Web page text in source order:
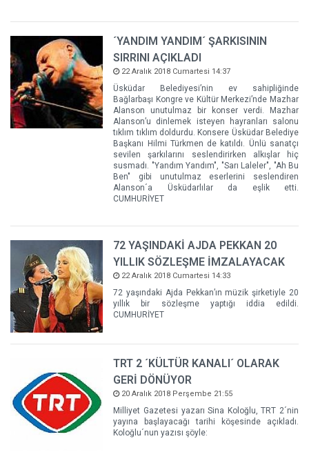
´YANDIM YANDIM´ ŞARKISININ
SIRRINI AÇIKLADI
22 Aralık 2018 Cumartesi 14:37
Üsküdar Belediyesi’nin ev sahipliğinde
Bağlarbaşı Kongre ve Kültür Merkezi’nde Mazhar
Alanson unutulmaz bir konser verdi. Mazhar
Alanson’u dinlemek isteyen hayranları salonu
tıklım tıklım doldurdu. Konsere Üsküdar Belediye
Başkanı Hilmi Türkmen de katıldı. Ünlü sanatçı
sevilen şarkılarını seslendirirken alkışlar hiç
susmadı. "Yandım Yandım", "Sarı Laleler", "Ah Bu
Ben" gibi unutulmaz eserlerini seslendiren
Alanson´a Üsküdarlılar da eşlik etti.
CUMHURİYET
72 YAŞINDAKİ AJDA PEKKAN 20
YILLIK SÖZLEŞME İMZALAYACAK
22 Aralık 2018 Cumartesi 14:33
72 yaşındaki Ajda Pekkan’ın müzik şirketiyle 20
yıllık bir sözleşme yaptığı iddia edildi.
CUMHURİYET
TRT 2 ´KÜLTÜR KANALI´ OLARAK
GERİ DÖNÜYOR
20 Aralık 2018 Perşembe 21:55
Milliyet Gazetesi yazarı Sina Koloğlu, TRT 2´nin
yayına başlayacağı tarihi köşesinde açıkladı.
Koloğlu´nun yazısı şöyle: